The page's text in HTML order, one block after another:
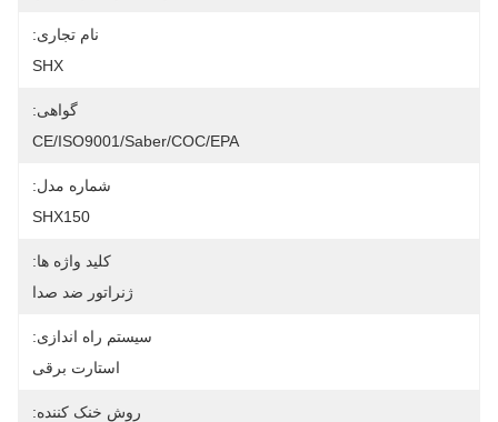
نام تجاری:
SHX
گواهی:
CE/ISO9001/Saber/COC/EPA
شماره مدل:
SHX150
کلید واژه ها:
ژنراتور ضد صدا
سیستم راه اندازی:
استارت برقی
روش خنک کننده: